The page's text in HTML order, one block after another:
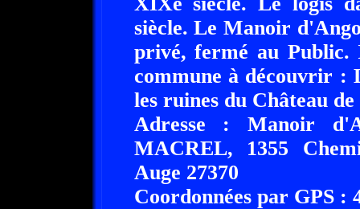
siècle. Le Manoir
privé, fermé au Public.
commune à découvrir :
les ruines du Château
Adresse : Manoir
MACREL, 1355
Auge 27370
Coordonnées par GPS :